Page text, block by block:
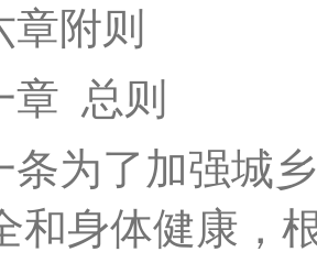
章附则
章 总则
条为了加强城
和身体健康，